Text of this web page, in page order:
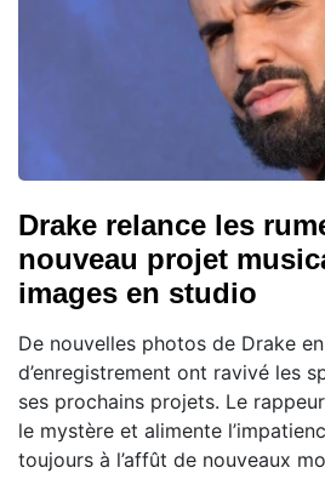
Drake relance les
nouveau projet
images en studio
De nouvelles photos de Drake
d’enregistrement ont ravivé les
ses prochains projets. Le
le mystère et alimente
toujours à l’affût de nouveaux